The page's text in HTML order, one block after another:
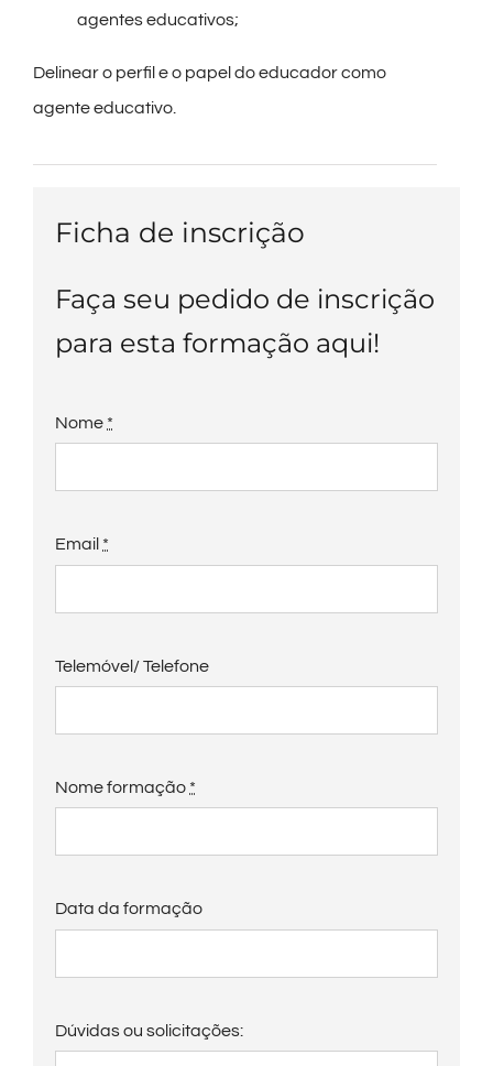
agentes educativos;
Delinear o perfil e o papel do educador como
agente educativo.
Ficha de inscrição
Faça seu pedido de inscrição
para esta formação aqui!
Nome *
Email *
Telemóvel/ Telefone
Nome formação *
Data da formação
Dúvidas ou solicitações: